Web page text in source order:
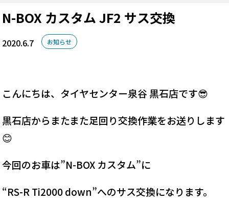
N-BOX カスタム JF2 サス交換
2020.6.7 お知らせ
こんにちは、タイヤセンター泉谷 黒石店です😎
黒石店からまたまた足回り交換作業をお送りします
😊
今回のお車は”N-BOX カスタム”に
“RS-R Ti2000 down”へのサス交換になります。